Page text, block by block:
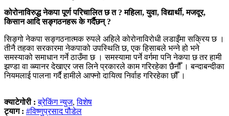
कोरोनाविरुद्ध नेकपा पूर्ण परिचालित छ त ? महिला, युवा, विद्यार्थी, मजदूर,
किसान आदि सङ्गठनहरू के गर्दैछन् ?
सिङ्गो नेकपा सङ्गठनात्मक रुपले अहिले कोरोनाविरोधी लडाइँमा सक्रिय छ ।
तीनै तहका सरकारमा नेकपाको उपस्थिति छ, एक हिसाबले भन्ने हो भने
समस्याको समाधान गर्ने ठाउँमा छ । समस्यामा पर्ने वर्गमा पनि नेकपा छ तर हामी
झण्डा वा व्ब्यानर देखाएर जस लिने प्रकारले काम गरिरहेका छैनौँ । बन्दाबन्दीका
नियमलाई पालना गर्दै हामीले आफ्नो दायित्व निर्वाह गरिरहेका छौँ ।
क्याटेगोरी :ब्रेकिंग न्युज,विशेष
ट्याग : #विष्णुप्रसाद पौडेल